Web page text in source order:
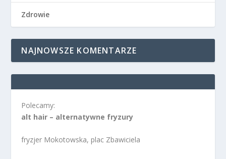
Zdrowie
NAJNOWSZE KOMENTARZE
Polecamy:
alt hair – alternatywne fryzury
fryzjer Mokotowska, plac Zbawiciela